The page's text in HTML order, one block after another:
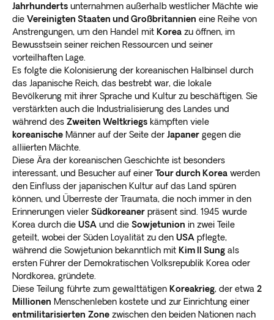
Jahrhunderts unternahmen außerhalb westlicher Mächte wie
die Vereinigten Staaten und Großbritannien eine Reihe von
Anstrengungen, um den Handel mit Korea zu öffnen, im
Bewusstsein seiner reichen Ressourcen und seiner
vorteilhaften Lage.
Es folgte die Kolonisierung der koreanischen Halbinsel durch
das Japanische Reich, das bestrebt war, die lokale
Bevölkerung mit ihrer Sprache und Kultur zu beschäftigen. Sie
verstärkten auch die Industrialisierung des Landes und
während des Zweiten Weltkriegs kämpften viele
koreanische Männer auf der Seite der Japaner gegen die
alliierten Mächte.
Diese Ära der koreanischen Geschichte ist besonders
interessant, und Besucher auf einer Tour durch Korea werden
den Einfluss der japanischen Kultur auf das Land spüren
können, und Überreste der Traumata, die noch immer in den
Erinnerungen vieler Südkoreaner präsent sind. 1945 wurde
Korea durch die USA und die Sowjetunion in zwei Teile
geteilt, wobei der Süden Loyalität zu den USA pflegte,
während die Sowjetunion bekanntlich mit Kim II Sung als
ersten Führer der Demokratischen Volksrepublik Korea oder
Nordkorea, gründete.
Diese Teilung führte zum gewalttätigen Koreakrieg, der etwa 2
Millionen Menschenleben kostete und zur Einrichtung einer
entmilitarisierten Zone zwischen den beiden Nationen nach